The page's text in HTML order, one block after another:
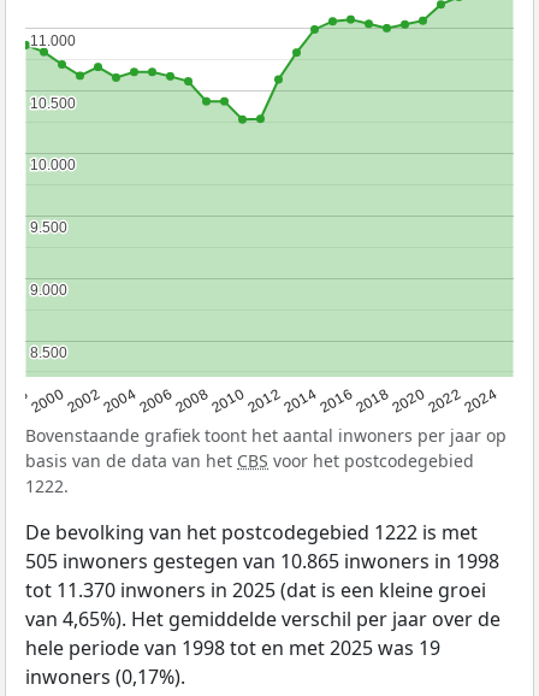
2000200220042006200820102012201420162018202020222024
8.500
8.500
9.000
9.000
9.500
9.500
10.000
10.000
10.500
10.500
11.000
11.000
Bovenstaande grafiek toont het aantal inwoners per jaar op
basis van de data van het CBS voor het postcodegebied
1222.
De bevolking van het postcodegebied 1222 is met
505 inwoners gestegen van 10.865 inwoners in 1998
tot 11.370 inwoners in 2025 (dat is een kleine groei
van 4,65%). Het gemiddelde verschil per jaar over de
hele periode van 1998 tot en met 2025 was 19
inwoners (0,17%).